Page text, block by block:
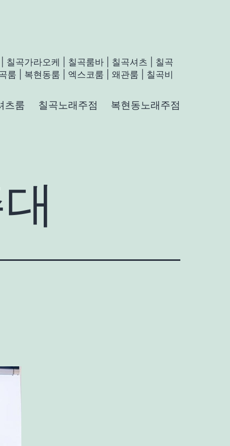
칠곡가라오케 | 칠곡룸바 | 칠곡셔츠 | 칠곡
룸 | 복현동룸 | 엑스코룸 | 왜관룸 | 칠곡비
츠룸 칠곡노래주점 복현동노래주점